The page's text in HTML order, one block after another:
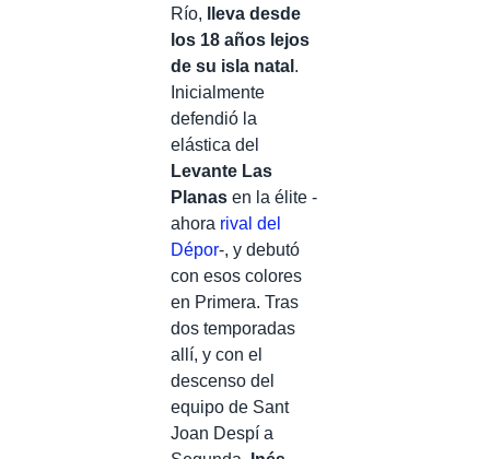
Río,
lleva desde
los 18 años lejos
de su isla natal .
Inicialmente
defendió la
elástica del
Levante Las
Planas en la élite -
ahora rival del
Dépor-, y debutó
con esos colores
en Primera. Tras
dos temporadas
allí, y con el
descenso del
equipo de Sant
Joan Despí a